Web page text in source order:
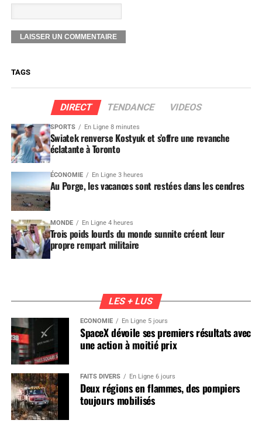
TAGS
DIRECT TENDANCE VIDEOS
SPORTS En Ligne 8 minutes
Swiatek renverse Kostyuk et s’offre une revanche
éclatante à Toronto
ÉCONOMIE En Ligne 3 heures
Au Porge, les vacances sont restées dans les cendres
MONDE En Ligne 4 heures
Trois poids lourds du monde sunnite créent leur
propre rempart militaire
LES + LUS
ÉCONOMIE En Ligne 5 jours
SpaceX dévoile ses premiers résultats avec
une action à moitié prix
FAITS DIVERS En Ligne 6 jours
Deux régions en flammes, des pompiers
toujours mobilisés